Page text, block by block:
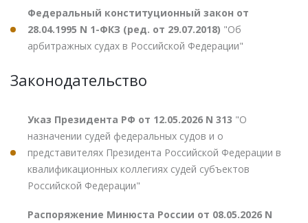
Федеральный конституционный закон от
28.04.1995 N 1-ФКЗ (ред. от 29.07.2018) "Об
арбитражных судах в Российской Федерации"
Законодательство
Указ Президента РФ от 12.05.2026 N 313 "О
назначении судей федеральных судов и о
представителях Президента Российской Федерации в
квалификационных коллегиях судей субъектов
Российской Федерации"
Распоряжение Минюста России от 08.05.2026 N